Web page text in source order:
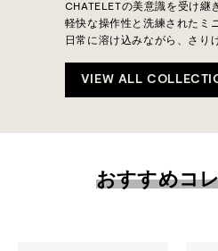
CHATELETの美意識を受け継
軽快な操作性と洗練されたミ
日常に溶け込みながら、さり
VIEW ALL
おすすめコ